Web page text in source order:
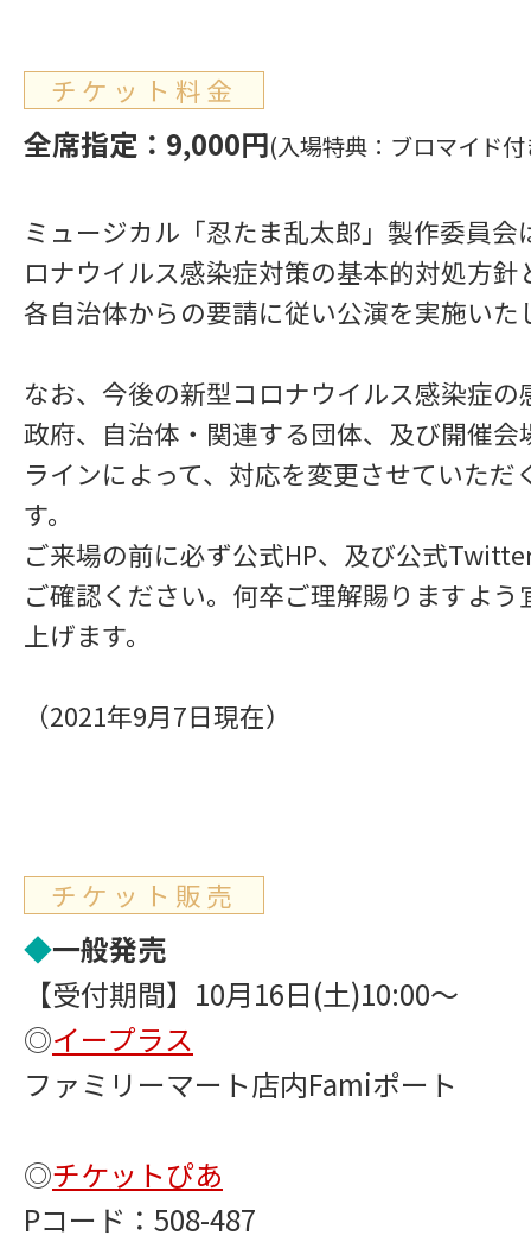
チケット料金
全席指定：9,000円(入場特典：ブロマイド
ミュージカル「忍たま乱太郎」製作委員会
ロナウイルス感染症対策の基本的対処方針
各自治体からの要請に従い公演を実施いた
なお、今後の新型コロナウイルス感染症の
政府、自治体・関連する団体、及び開催会
ラインによって、対応を変更させていただ
す。
ご来場の前に必ず公式HP、及び公式
ご確認ください。何卒ご理解賜りますよ
上げます。
（2021年9月7日現在）
チケット販売
◆一般発売
【受付期間】10月16日(土)10:00～
◎イープラス
ファミリーマート店内Famiポート
◎チケットぴあ
Pコード：508-487